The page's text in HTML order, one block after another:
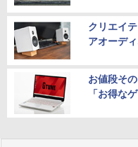
クリエイ
アオーデ
お値段そ
「お得な